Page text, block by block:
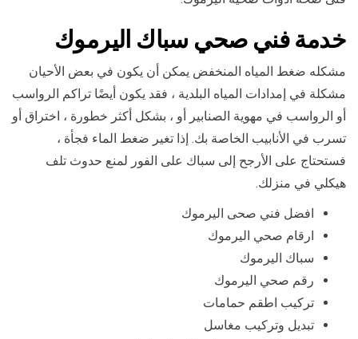
خدمة فني صحي سباك اليرموك
مشكله ضغط المياه المنخفض يمكن أن يكون في بعض الأحيان
مشكلة في إمدادات المياه البلدية ، فقد يكون أيضًا تراكم الرواسب
أو الرواسب في مهوية الصنابير أو ، بشكل أكثر خطورة ، اختراق أو
تسرب في الأنابيب الخاصة بك. إذا تغير ضغط الماء فجأة ،
فستحتاج على الأرجح إلى سباك على الفور لمنع حدوث تلف
هيكلي في منزلك.
افضل فني صحى اليرموك
ارقام صحي اليرموك
سباك اليرموك
رقم صحي اليرموك
تركيب اطقم حمامات
تبديل وتركيب مغاسل